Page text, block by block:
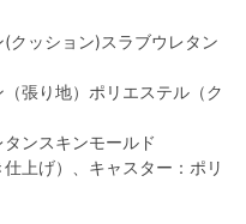
ッション)スラブウレタン
張り地）ポリエステル（ク
ンスキンモールド
上げ）、キャスター：ポリ